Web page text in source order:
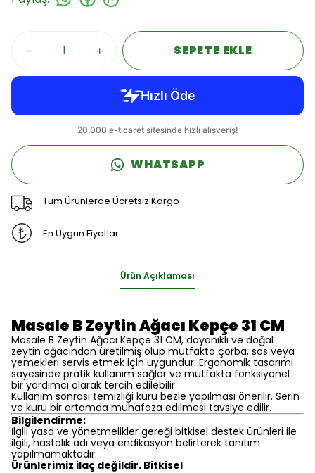
SEPETE EKLE
WHATSAPP
Tüm Ürünlerde Ücretsiz Kargo
En Uygun Fiyatlar
Ürün Açıklaması
Masale B Zeytin Ağacı Kepçe 31 CM
Masale B Zeytin Ağacı Kepçe 31 CM, dayanıklı ve doğal
zeytin ağacından üretilmiş olup mutfakta çorba, sos veya
yemekleri servis etmek için uygundur. Ergonomik tasarımı
sayesinde pratik kullanım sağlar ve mutfakta fonksiyonel
bir yardımcı olarak tercih edilebilir.
Kullanım sonrası temizliği kuru bezle yapılması önerilir. Serin
ve kuru bir ortamda muhafaza edilmesi tavsiye edilir.
Bilgilendirme:
İlgili yasa ve yönetmelikler gereği bitkisel destek ürünleri ile
ilgili, hastalık adı veya endikasyon belirterek tanıtım
yapılmamaktadır.
Ürünlerimiz ilaç değildir. Bitkisel